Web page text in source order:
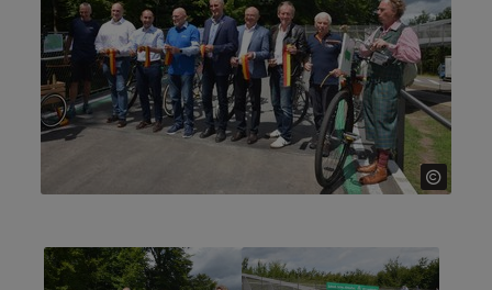
Show larger version for:Show larger version for: